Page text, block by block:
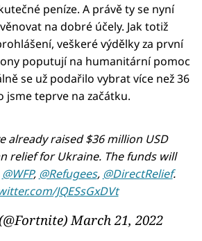
peníze. A právě ty se nyní
na dobré účely. Jak totiž
veškeré výdělky za první
poputují na humanitární pomoc
se už podařilo vybrat více než 36
jsme teprve na začátku.
already raised $36 million USD
relief for Ukraine. The funds will
@WFP, @Refugees, @DirectRelief.
JQESsGxDVt
March 21, 2022